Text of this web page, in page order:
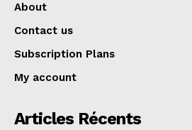
About
Contact us
Subscription Plans
My account
Articles Récents